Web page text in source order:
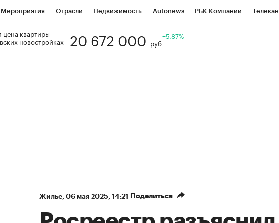
Мероприятия Отрасли Недвижимость Autonews РБК Компании
Визионеры
цена квартиры
новостройках
20 672 000 руб
+5.87%
Жилье⁠, 06 мая 2025, 14:21 Поделиться